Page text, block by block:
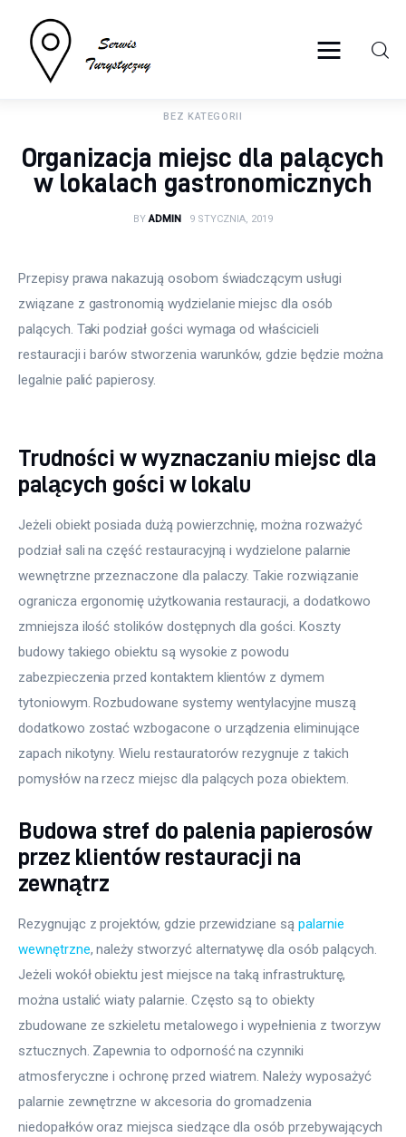
serwisturystyczny.net
Sport
Lifestyle
BEZ KATEGORII
Organizacja miejsc dla palących
w lokalach gastronomicznych
BY ADMIN 9 STYCZNIA, 2019
Przepisy prawa nakazują osobom świadczącym usługi
związane z gastronomią wydzielanie miejsc dla osób
palących. Taki podział gości wymaga od właścicieli
restauracji i barów stworzenia warunków, gdzie będzie można
legalnie palić papierosy.
Trudności w wyznaczaniu miejsc dla
palących gości w lokalu
Jeżeli obiekt posiada dużą powierzchnię, można rozważyć
podział sali na część restauracyjną i wydzielone palarnie
wewnętrzne przeznaczone dla palaczy. Takie rozwiązanie
ogranicza ergonomię użytkowania restauracji, a dodatkowo
zmniejsza ilość stolików dostępnych dla gości. Koszty
budowy takiego obiektu są wysokie z powodu
zabezpieczenia przed kontaktem klientów z dymem
tytoniowym. Rozbudowane systemy wentylacyjne muszą
dodatkowo zostać wzbogacone o urządzenia eliminujące
zapach nikotyny. Wielu restauratorów rezygnuje z takich
pomysłów na rzecz miejsc dla palących poza obiektem.
Budowa stref do palenia papierosów
przez klientów restauracji na
zewnątrz
Rezygnując z projektów, gdzie przewidziane są palarnie
wewnętrzne, należy stworzyć alternatywę dla osób palących.
Jeżeli wokół obiektu jest miejsce na taką infrastrukturę,
można ustalić wiaty palarnie. Często są to obiekty
zbudowane ze szkieletu metalowego i wypełnienia z tworzyw
sztucznych. Zapewnia to odporność na czynniki
atmosferyczne i ochronę przed wiatrem. Należy wyposażyć
palarnie zewnętrzne w akcesoria do gromadzenia
niedopałków oraz miejsca siedzące dla osób przebywających